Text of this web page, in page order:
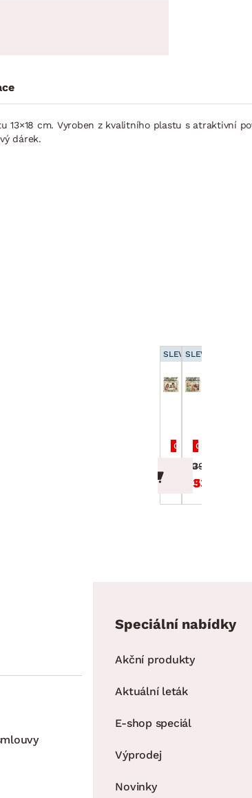
cm. Vyroben z kvalitního plastu s atraktivní
dárek.
SLEVA 15 %
Cena po zadání
33.15 Kč
39.00 Kč
SLEVA 15 %
Cena po
33.15 Kč
39.00 Kč
Speciální nabídky
Akční produkty
Aktuální leták
E-shop speciál
Výprodej
Novinky